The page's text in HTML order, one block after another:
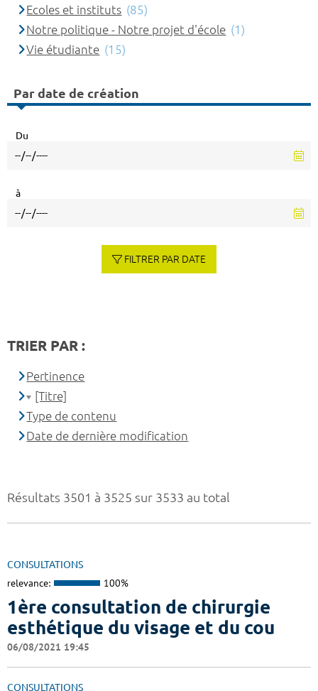
Résultats 3501 à 3525 sur 3533 au total
CONSULTATIONS
relevance: 100%
1ère consultation de chirurgie
esthétique du visage et du cou
06/08/2021 19:45
CONSULTATIONS
Ecoles et instituts (85)
Notre politique - Notre projet d'école (1)
Vie étudiante (15)
Par date de création
Du
à
FILTRER PAR DATE
TRIER PAR :
Pertinence
[Titre]
Type de contenu
Date de dernière modification